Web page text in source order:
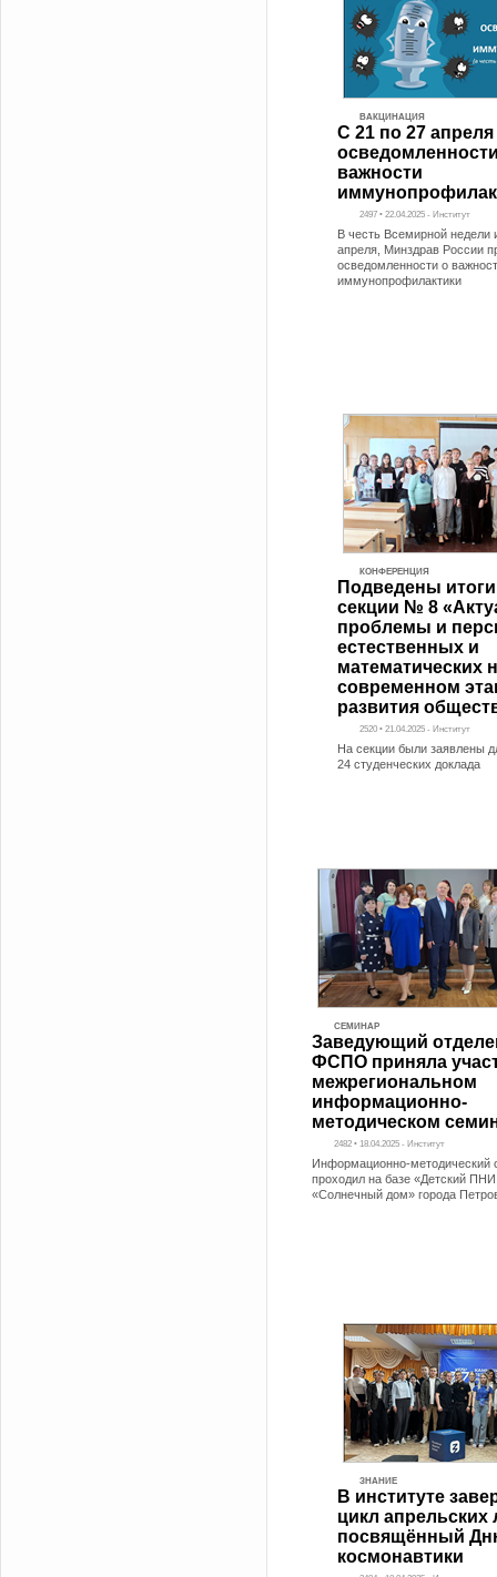
ВАКЦИНАЦИЯ
С 21 по 27
важности
2497 • 22.04.2025 - Институт
В честь Всемирной недели
апреля, Минздрав России
осведомленности о
иммунопрофилактики
КОНФЕРЕНЦИЯ
Подведены
секции № 8
проблемы и
естественных и
математических
современном
развития
2520 • 21.04.2025 - Институт
На секции были заявлены
24 студенческих доклада
СЕМИНАР
Заведующий
ФСПО приняла
межрегиональном
информационно-
методическом
2482 • 18.04.2025 - Институт
Информационно-методический
проходил на базе «Детский ПНИ
«Солнечный дом» города
ЗНАНИЕ
В институте
цикл апрельских
посвящённый
космонавтики